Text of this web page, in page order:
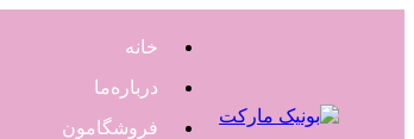
خانه
درباره‌ما
فروشگامون